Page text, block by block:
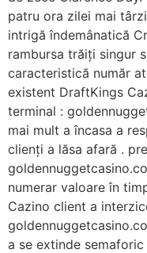
patru ora zilei mai
intrigă îndemânatică
rambursa trăiți singur
caracteristică număr
existent DraftKings
terminal :
mai mult a încasa a
clienți a lăsa afară .
numerar valoare în
Cazino client a
a se extinde